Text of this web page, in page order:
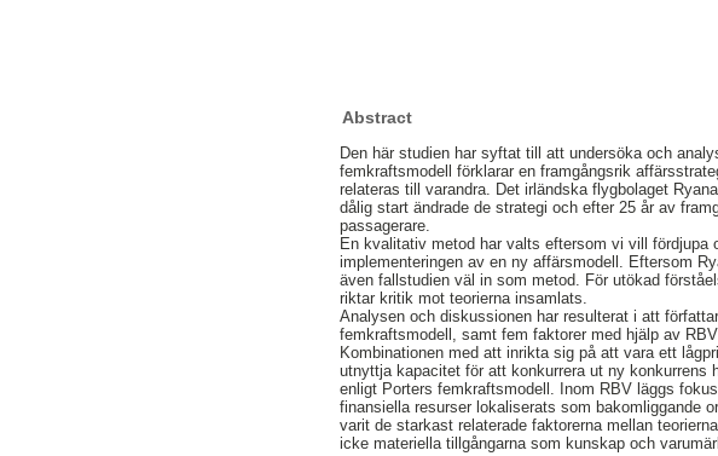
Abstract
Den här studien har syftat till att undersöka och
femkraftsmodell förklarar en framgångsrik
relateras till varandra. Det irländska flygbolaget
dålig start ändrade de strategi och efter 25 år av
passagerare.
En kvalitativ metod har valts eftersom vi vill
implementeringen av en ny affärsmodell. Eftersom
även fallstudien väl in som metod. För utökad
riktar kritik mot teorierna insamlats.
Analysen och diskussionen har resulterat i att
femkraftsmodell, samt fem faktorer med hjälp av
Kombinationen med att inrikta sig på att vara ett
utnyttja kapacitet för att konkurrera ut ny konkurrens
enligt Porters femkraftsmodell. Inom RBV läggs
finansiella resurser lokaliserats som bakomliggande
varit de starkast relaterade faktorerna mellan
icke materiella tillgångarna som kunskap och